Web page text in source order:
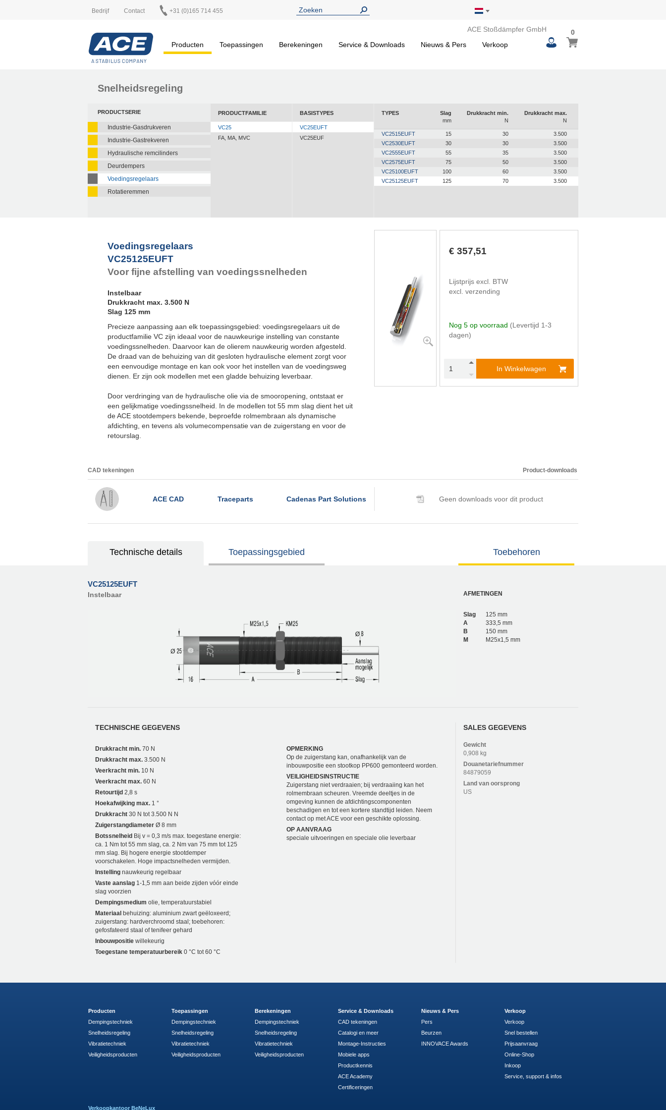
Bedrijf Contact +31 (0)165 714 455
ACE Stoßdämpfer GmbH
Producten
Toepassingen Berekeningen Service & Downloads Nieuws & Pers Verkoop
Winkelwagen
00
items
Snelheidsregeling
PRODUCTSERIE
Industrie-Gasdrukveren
Industrie-Gastrekveren
Hydraulische remcilinders
Deurdempers
Voedingsregelaars
Rotatieremmen
PRODUCTFAMILIE
VC25
FA, MA, MVC
BASISTYPES
VC25EUFT
VC25EUF
TYPES
Slag
mm
Drukkracht min.
N
Drukkracht max.
N
VC2515EUFT 15 30
3.500
VC2530EUFT
30 30
3.500
VC2555EUFT
55 35
3.500
VC2575EUFT
75 50
3.500
VC25100EUFT
100 60
3.500
VC25125EUFT
125 70 3.500
Voedingsregelaars
VC25125EUFT
Voor fijne afstelling van voedingssnelheden
Instelbaar
Drukkracht max. 3.500 N
Slag 125 mm
Precieze aanpassing aan elk toepassingsgebied: voedingsregelaars uit de
productfamilie VC zijn ideaal voor de nauwkeurige instelling van constante
voedingssnelheden. Daarvoor kan de olierem nauwkeurig worden afgesteld.
De draad van de behuizing van dit gesloten hydraulische element zorgt voor
een eenvoudige montage en kan ook voor het instellen van de voedingsweg
dienen. Er zijn ook modellen met een gladde behuizing leverbaar.
Door verdringing van de hydraulische olie via de smooropening, ontstaat er
een gelijkmatige voedingssnelheid. In de modellen tot 55 mm slag dient het uit
de ACE stootdempers bekende, beproefde rolmembraan als dynamische
afdichting, en tevens als volumecompensatie van de zuigerstang en voor de
retourslag.
€ 357,51
Lijstprijs excl. BTW
excl. verzending
Nog 5 op voorraad (Levertijd 1-3
dagen)
In Winkelwagen
CAD tekeningen Product-downloads
ACE CAD Traceparts Cadenas Part Solutions Geen downloads voor dit product
Technische details Toepassingsgebied Toebehoren
VC25125EUFT
Instelbaar AFMETINGEN
Slag
125 mm
A
333,5 mm
B
150 mm
M
M25x1,5 mm
TECHNISCHE GEGEVENS
Drukkracht min. 70 N
Drukkracht max. 3.500 N
Veerkracht min. 10 N
Veerkracht max. 60 N
Retourtijd 2,8 s
Hoekafwijking max. 1 °
Drukkracht 30 N tot 3.500 N N
Zuigerstangdiameter Ø 8 mm
Botssnelheid Bij v = 0,3 m/s max. toegestane energie:
ca. 1 Nm tot 55 mm slag, ca. 2 Nm van 75 mm tot 125
mm slag. Bij hogere energie stootdemper
voorschakelen. Hoge impactsnelheden vermijden.
Instelling nauwkeurig regelbaar
Vaste aanslag 1-1,5 mm aan beide zijden vóór einde
slag voorzien
Dempingsmedium olie, temperatuurstabiel
Materiaal behuizing: aluminium zwart geëloxeerd;
zuigerstang: hardverchroomd staal; toebehoren:
gefosfateerd staal of tenifeer gehard
Inbouwpositie willekeurig
Toegestane temperatuurbereik 0 °C tot 60 °C
OPMERKING
Op de zuigerstang kan, onafhankelijk van de
inbouwpositie een stootkop PP600 gemonteerd worden.
VEILIGHEIDSINSTRUCTIE
Zuigerstang niet verdraaien; bij verdraaiing kan het
rolmembraan scheuren. Vreemde deeltjes in de
omgeving kunnen de afdichtingscomponenten
beschadigen en tot een kortere standtijd leiden. Neem
contact op met ACE voor een geschikte oplossing.
OP AANVRAAG
speciale uitvoeringen en speciale olie leverbaar
SALES GEGEVENS
Gewicht
0,908 kg
Douanetariefnummer
84879059
Land van oorsprong
US
Producten
Dempingstechniek
Snelheidsregeling
Vibratietechniek
Veiligheidsproducten
Toepassingen
Dempingstechniek
Snelheidsregeling
Vibratietechniek
Veiligheidsproducten
Berekeningen
Dempingstechniek
Snelheidsregeling
Vibratietechniek
Veiligheidsproducten
Service & Downloads
CAD tekeningen
Catalogi en meer
Montage-Instructies
Mobiele apps
Productkennis
ACE Academy
Certificeringen
Nieuws & Pers
Pers
Beurzen
INNOVACE Awards
Verkoop
Verkoop
Snel bestellen
Prijsaanvraag
Online-Shop
Inkoop
Service, support & infos
Verkoopkantoor BeNeLux